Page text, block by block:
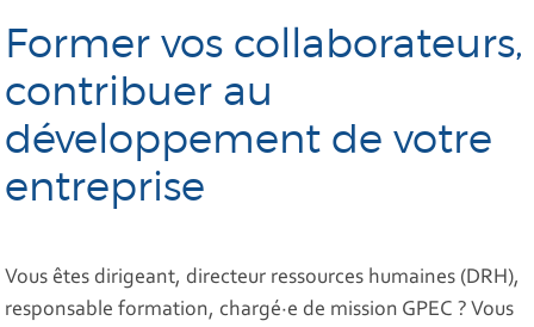
Former vos collaborateurs,
contribuer au
développement de votre
entreprise
Vous êtes dirigeant, directeur ressources humaines (DRH),
responsable formation, chargé·e de mission GPEC ? Vous